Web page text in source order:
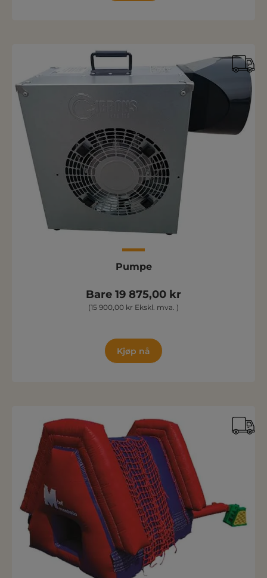
Pumpe
Bare 19 875,00 kr
(15 900,00 kr Ekskl. mva. )
Kjøp nå